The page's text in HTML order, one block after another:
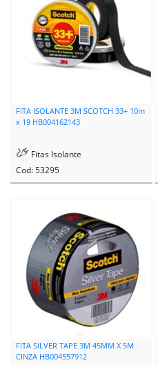
FITA ISOLANTE 3M SCOTCH 33+ 10m
x 19 HB004162143
Fitas Isolante
Cod: 53295
FITA SILVER TAPE 3M 45MM X 5M
CINZA HB004557912